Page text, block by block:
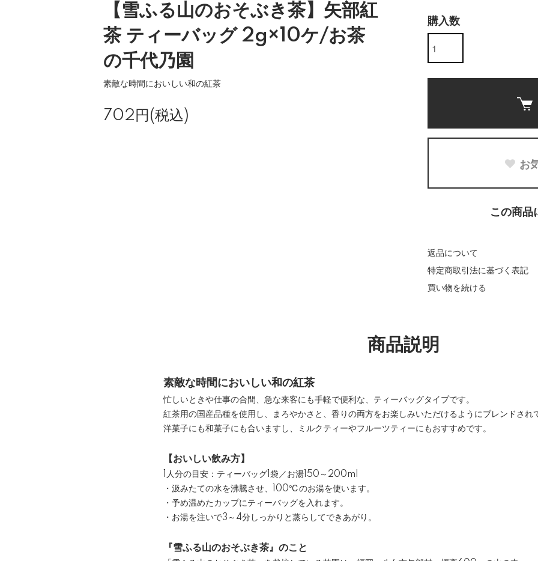
【雪ふる山のおそぶき茶】矢部紅
茶 ティーバッグ 2g×10ケ/お茶
の千代乃園
素敵な時間においしい和の紅茶
702円(税込)
購入数
お
この商品
返品について
特定商取引法に基づく表記
買い物を続ける
商品説明
素敵な時間においしい和の紅茶
忙しいときや仕事の合間、急な来客にも手軽で便利な、ティーバッグタイプです。
紅茶用の国産品種を使用し、まろやかさと、香りの両方をお楽しみいただけるようにブレンドされ
洋菓子にも和菓子にも合いますし、ミルクティーやフルーツティーにもおすすめです。
【おいしい飲み方】
1人分の目安：ティーバッグ1袋／お湯150～200ml
・汲みたての水を沸騰させ、100℃のお湯を使います。
・予め温めたカップにティーバッグを入れます。
・お湯を注いで3～4分しっかりと蒸らしてできあがり。
『雪ふる山のおそぶき茶』のこと